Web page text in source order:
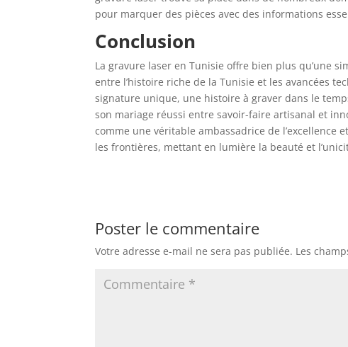
pour marquer des pièces avec des informations
Conclusion
La gravure laser en Tunisie offre bien plus qu’une
entre l’histoire riche de la Tunisie et les avancées
signature unique, une histoire à graver dans le
son mariage réussi entre savoir-faire artisanal et
comme une véritable ambassadrice de
les frontières, mettant en lumière la beauté et
Poster le commentaire
Votre adresse e-mail ne sera pas publiée. Les